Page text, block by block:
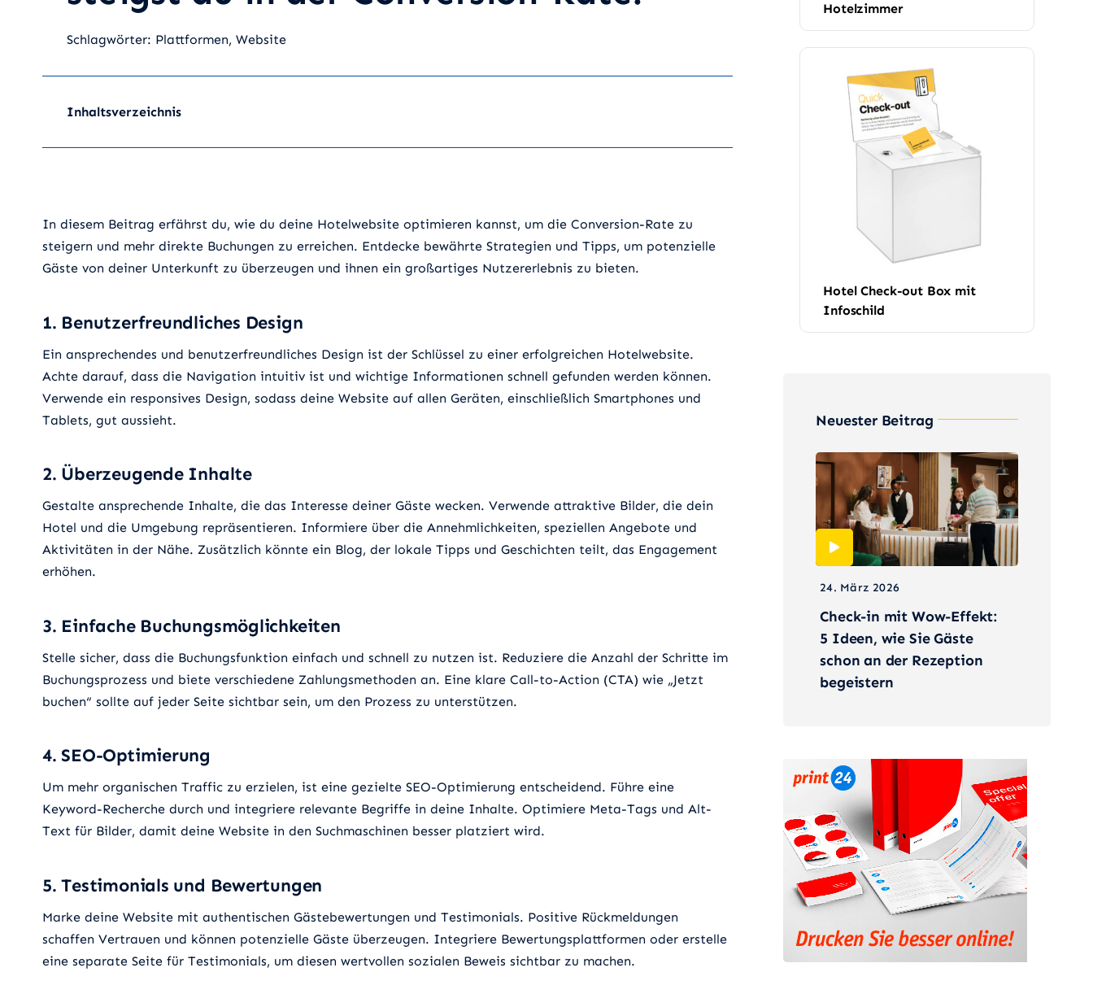
Schlagwörter: Plattformen, Website
Inhaltsverzeichnis
In diesem Beitrag erfährst du, wie du deine Hotelwebsite optimieren kannst, um die Conversion-Rate zu
steigern und mehr direkte Buchungen zu erreichen. Entdecke bewährte Strategien und Tipps, um potenzielle
Gäste von deiner Unterkunft zu überzeugen und ihnen ein großartiges Nutzererlebnis zu bieten.
1. Benutzerfreundliches Design
Ein ansprechendes und benutzerfreundliches Design ist der Schlüssel zu einer erfolgreichen Hotelwebsite.
Achte darauf, dass die Navigation intuitiv ist und wichtige Informationen schnell gefunden werden können.
Verwende ein responsives Design, sodass deine Website auf allen Geräten, einschließlich Smartphones und
Tablets, gut aussieht.
2. Überzeugende Inhalte
Gestalte ansprechende Inhalte, die das Interesse deiner Gäste wecken. Verwende attraktive Bilder, die dein
Hotel und die Umgebung repräsentieren. Informiere über die Annehmlichkeiten, speziellen Angebote und
Aktivitäten in der Nähe. Zusätzlich könnte ein Blog, der lokale Tipps und Geschichten teilt, das Engagement
erhöhen.
3. Einfache Buchungsmöglichkeiten
Stelle sicher, dass die Buchungsfunktion einfach und schnell zu nutzen ist. Reduziere die Anzahl der Schritte im
Buchungsprozess und biete verschiedene Zahlungsmethoden an. Eine klare Call-to-Action (CTA) wie „Jetzt
buchen“ sollte auf jeder Seite sichtbar sein, um den Prozess zu unterstützen.
4. SEO-Optimierung
Um mehr organischen Traffic zu erzielen, ist eine gezielte SEO-Optimierung entscheidend. Führe eine
Keyword-Recherche durch und integriere relevante Begriffe in deine Inhalte. Optimiere Meta-Tags und Alt-
Text für Bilder, damit deine Website in den Suchmaschinen besser platziert wird.
5. Testimonials und Bewertungen
Marke deine Website mit authentischen Gästebewertungen und Testimonials. Positive Rückmeldungen
schaffen Vertrauen und können potenzielle Gäste überzeugen. Integriere Bewertungsplattformen oder erstelle
eine separate Seite für Testimonials, um diesen wertvollen sozialen Beweis sichtbar zu machen.
Hotelzimmer
Hotel Check-out Box mit
Infoschild
Neuester Beitrag
24. März 2026
Check-in mit Wow-Effekt:
5 Ideen, wie Sie Gäste
schon an der Rezeption
begeistern